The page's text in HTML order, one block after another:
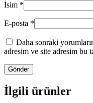
İsim *
E-posta *
Daha sonraki
adresim ve site adresim bu
İlgili ürünler